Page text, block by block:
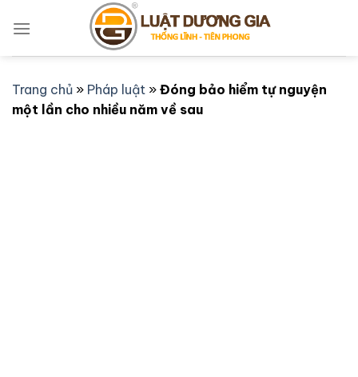
qua
Trang chủ » Pháp luật » Đóng bảo hiểm tự nguyện
một lần cho nhiều năm về sau